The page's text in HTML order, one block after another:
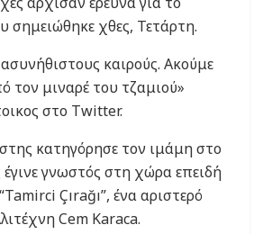
σημειώθηκε χθες, Τετάρτη.
καιρούς. Ακούμε
τον μιναρέ του τζαμιού»
στο Twitter.
κατηγόρησε τον ιμάμη στο
έγινε γνωστός στη χώρα επειδή
Çırağı”, ένα αριστερό
Cem Karaca.